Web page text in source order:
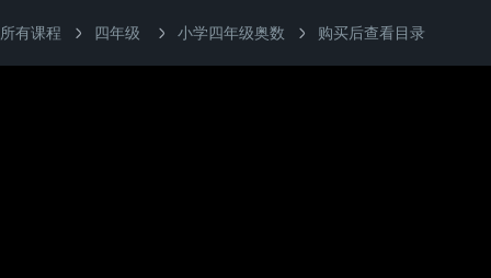
所有课程 四年级 小学四年级奥数 购买后查看目录